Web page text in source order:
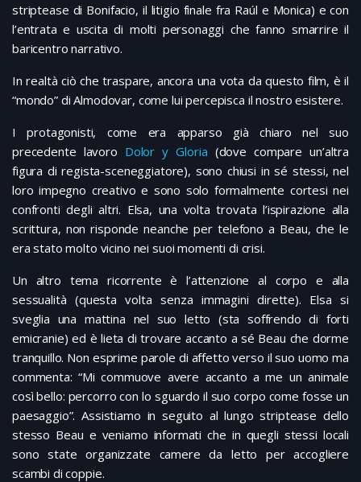
striptease di Bonifacio, il litigio finale fra Raúl e Monica) e con
l’entrata e uscita di molti personaggi che fanno smarrire il
baricentro narrativo.
In realtà ciò che traspare, ancora una vota da questo film, è il
“mondo” di Almodovar, come lui percepisca il nostro esistere.
I protagonisti, come era apparso già chiaro nel suo
precedente lavoro Dolor y Gloria (dove compare un’altra
figura di regista-sceneggiatore), sono chiusi in sé stessi, nel
loro impegno creativo e sono solo formalmente cortesi nei
confronti degli altri. Elsa, una volta trovata l’ispirazione alla
scrittura, non risponde neanche per telefono a Beau, che le
era stato molto vicino nei suoi momenti di crisi.
Un altro tema ricorrente è l’attenzione al corpo e alla
sessualità (questa volta senza immagini dirette). Elsa si
sveglia una mattina nel suo letto (sta soffrendo di forti
emicranie) ed è lieta di trovare accanto a sé Beau che dorme
tranquillo. Non esprime parole di affetto verso il suo uomo ma
commenta: “Mi commuove avere accanto a me un animale
così bello: percorro con lo sguardo il suo corpo come fosse un
paesaggio”. Assistiamo in seguito al lungo striptease dello
stesso Beau e veniamo informati che in quegli stessi locali
sono state organizzate camere da letto per accogliere
scambi di coppie.